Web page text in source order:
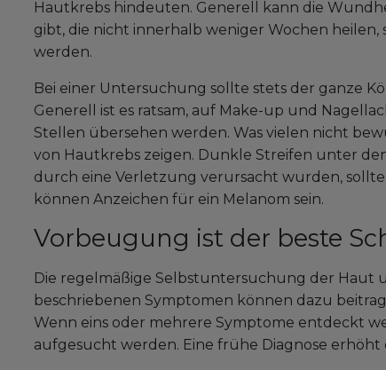
Hautkrebs hindeuten. Generell kann die
gibt, die nicht innerhalb weniger Wochen
werden.
Bei einer Untersuchung sollte stets der ganze
Generell ist es ratsam, auf Make-up und
Stellen übersehen werden. Was vielen nicht
von Hautkrebs zeigen. Dunkle Streifen unter
durch eine Verletzung verursacht wurden,
können Anzeichen für ein Melanom sein.
Vorbeugung ist der beste
Die regelmäßige Selbstuntersuchung der Haut
beschriebenen Symptomen können dazu
Wenn eins oder mehrere Symptome entdeckt
aufgesucht werden. Eine frühe Diagnose